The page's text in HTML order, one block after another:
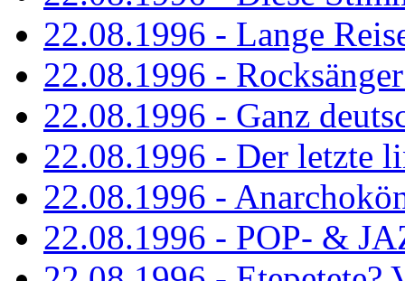
22.08.1996 - Lange
22.08.1996 -
22.08.1996 - Ganz
22.08.1996 - Der letzte
22.08.1996 -
22.08.1996 - POP- &